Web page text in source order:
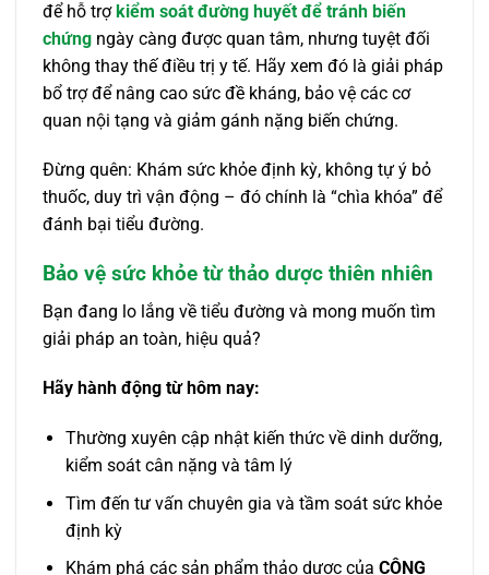
để hỗ trợkiểm soát đường huyết để tránh biến
chứng ngày càng được quan tâm, nhưng tuyệt đối
không thay thế điều trị y tế. Hãy xem đó là giải pháp
bổ trợ để nâng cao sức đề kháng, bảo vệ các cơ
quan nội tạng và giảm gánh nặng biến chứng.
Đừng quên: Khám sức khỏe định kỳ, không tự ý bỏ
thuốc, duy trì vận động – đó chính là “chìa khóa” để
đánh bại tiểu đường.
Bảo vệ sức khỏe từ thảo dược thiên nhiên
Bạn đang lo lắng về tiểu đường và mong muốn tìm
giải pháp an toàn, hiệu quả?
Hãy hành động từ hôm nay:
Thường xuyên cập nhật kiến thức về dinh dưỡng,
kiểm soát cân nặng và tâm lý
Tìm đến tư vấn chuyên gia và tầm soát sức khỏe
định kỳ
Khám phá các sản phẩm thảo dược của CÔNG